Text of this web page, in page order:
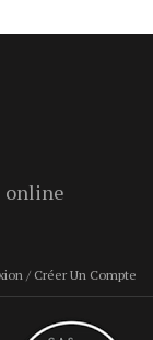
online
/ Créer Un Compte